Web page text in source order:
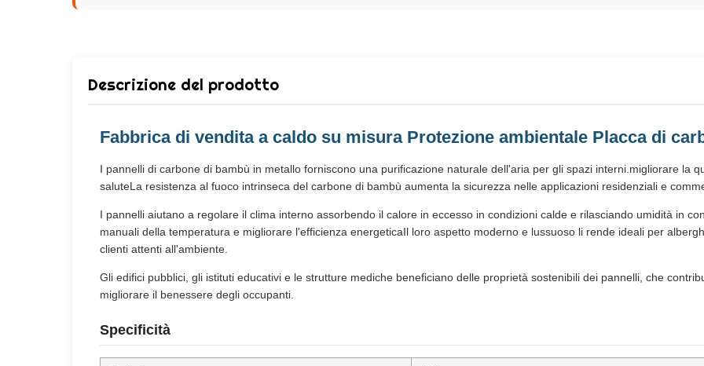
Descrizione del prodotto
Fabbrica di vendita a caldo su misura Protezione ambientale Placca di
I pannelli di carbone di bambù in metallo forniscono una purificazione naturale dell'aria per gli spazi interni.migliorare la
saluteLa resistenza al fuoco intrinseca del carbone di bambù aumenta la sicurezza nelle applicazioni residenziali e
I pannelli aiutano a regolare il clima interno assorbendo il calore in eccesso in condizioni calde e rilasciando umidità in
manuali della temperatura e migliorare l'efficienza energeticaIl loro aspetto moderno e lussuoso li rende ideali per
clienti attenti all'ambiente.
Gli edifici pubblici, gli istituti educativi e le strutture mediche beneficiano delle proprietà sostenibili dei pannelli, che
migliorare il benessere degli occupanti.
Specificità